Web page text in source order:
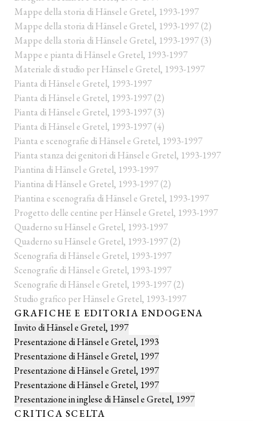
Mappe della storia di Hänsel e Gretel, 1993-1997
Mappe della storia di Hänsel e Gretel, 1993-1997 (2)
Mappe della storia di Hänsel e Gretel, 1993-1997 (3)
Mappe e pianta di Hänsel e Gretel, 1993-1997
Materiale di studio per Hänsel e Gretel, 1993-1997
Pianta di Hänsel e Gretel, 1993-1997
Pianta di Hänsel e Gretel, 1993-1997 (2)
Pianta di Hänsel e Gretel, 1993-1997 (3)
Pianta di Hänsel e Gretel, 1993-1997 (4)
Pianta e scenografie di Hänsel e Gretel, 1993-1997
Pianta stanza dei genitori di Hänsel e Gretel, 1993-1997
Piantina di Hänsel e Gretel, 1993-1997
Piantina di Hänsel e Gretel, 1993-1997 (2)
Piantina e scenografia di Hänsel e Gretel, 1993-1997
Progetto delle centine per Hänsel e Gretel, 1993-1997
Quaderno su Hänsel e Gretel, 1993-1997
Quaderno su Hänsel e Gretel, 1993-1997 (2)
Scenografia di Hänsel e Gretel, 1993-1997
Scenografie di Hänsel e Gretel, 1993-1997
Scenografie di Hänsel e Gretel, 1993-1997 (2)
Studio grafico per Hänsel e Gretel, 1993-1997
GRAFICHE E EDITORIA ENDOGENA
Invito di Hänsel e Gretel, 1997
Presentazione di Hänsel e Gretel, 1993
Presentazione di Hänsel e Gretel, 1997
Presentazione di Hänsel e Gretel, 1997
Presentazione di Hänsel e Gretel, 1997
Presentazione in inglese di Hänsel e Gretel, 1997
CRITICA SCELTA